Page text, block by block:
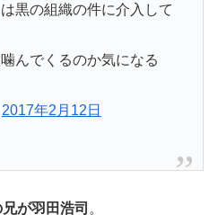
黒の組織の件に介入して
んでくるのか気になる
2017年2月12日
が羽田浩司 。